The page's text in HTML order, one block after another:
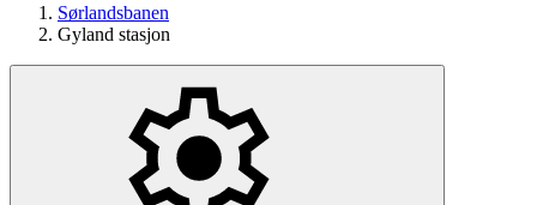
Sørlandsbanen
Gyland stasjon